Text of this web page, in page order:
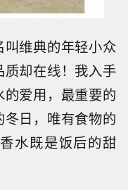
维典的年轻小众
却在线！我入手
爱用，最重要的
日，唯有食物的
水既是饭后的甜